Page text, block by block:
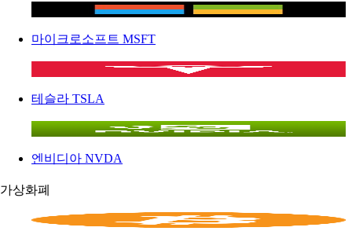
마이크로소프트 MSFT
테슬라 TSLA
엔비디아 NVDA
가상화폐